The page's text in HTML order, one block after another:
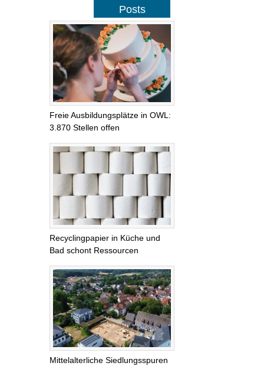
Posts
Freie Ausbildungsplätze in OWL:
3.870 Stellen offen
Recyclingpapier in Küche und
Bad schont Ressourcen
Mittelalterliche Siedlungsspuren